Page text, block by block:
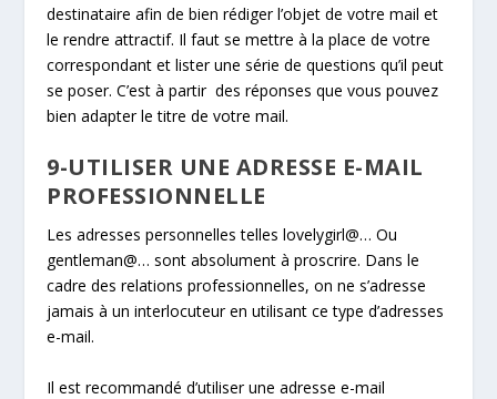
destinataire afin de bien rédiger l’objet de votre mail et
le rendre attractif. Il faut se mettre à la place de votre
correspondant et lister une série de questions qu’il peut
se poser. C’est à partir des réponses que vous pouvez
bien adapter le titre de votre mail.
9-UTILISER UNE ADRESSE E-MAIL
PROFESSIONNELLE
Les adresses personnelles telles lovelygirl@… Ou
gentleman@… sont absolument à proscrire. Dans le
cadre des relations professionnelles, on ne s’adresse
jamais à un interlocuteur en utilisant ce type d’adresses
e-mail.
Il est recommandé d’utiliser une adresse e-mail